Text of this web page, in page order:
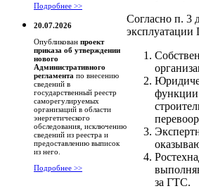
Подробнее >>
20.07.2026
Опубликован проект
приказа об утверждении
нового
Административного
регламента по внесению
сведений в
государственный реестр
саморегулируемых
организаций в области
энергетического
обследования, исключению
сведений из реестра и
предоставлению выписок
из него.
Подробнее >>
Согласно п. 3
функции
за ГТС.